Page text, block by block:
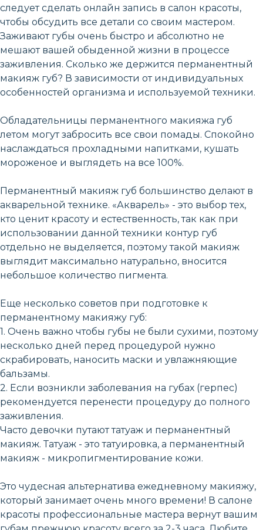
следует сделать онлайн запись в салон красоты,
чтобы обсудить все детали со своим мастером.
Заживают губы очень быстро и абсолютно не
мешают вашей обыденной жизни в процессе
заживления. Сколько же держится перманентный
макияж губ? В зависимости от индивидуальных
особенностей организма и используемой техники.
Обладательницы перманентного макияжа губ
летом могут забросить все свои помады. Спокойно
наслаждаться прохладными напитками, кушать
мороженое и выглядеть на все 100%.
Перманентный макияж губ большинство делают в
акварельной технике. «Акварель» - это выбор тех,
кто ценит красоту и естественность, так как при
использовании данной техники контур губ
отдельно не выделяется, поэтому такой макияж
выглядит максимально натурально, вносится
небольшое количество пигмента.
Еще несколько советов при подготовке к
перманентному макияжу губ:
1. Очень важно чтобы губы не были сухими, поэтому
несколько дней перед процедурой нужно
скрабировать, наносить маски и увлажняющие
бальзамы.
2. Если возникли заболевания на губах (герпес)
рекомендуется перенести процедуру до полного
заживления.
Часто девочки путают татуаж и перманентный
макияж. Татуаж - это татуировка, а перманентный
макияж - микропигментирование кожи.
Это чудесная альтернатива ежедневному макияжу,
который занимает очень много времени! В салоне
красоты профессиональные мастера вернут вашим